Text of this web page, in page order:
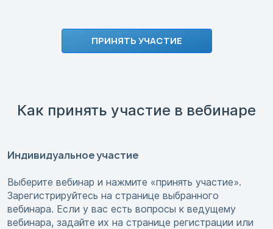
ПРИНЯТЬ УЧАСТИЕ
Как принять участие в вебинаре
Индивидуальное участие
Выберите вебинар и нажмите «принять участие».
Зарегистрируйтесь на странице выбранного
вебинара. Если у вас есть вопросы к ведущему
вебинара, задайте их на странице регистрации или